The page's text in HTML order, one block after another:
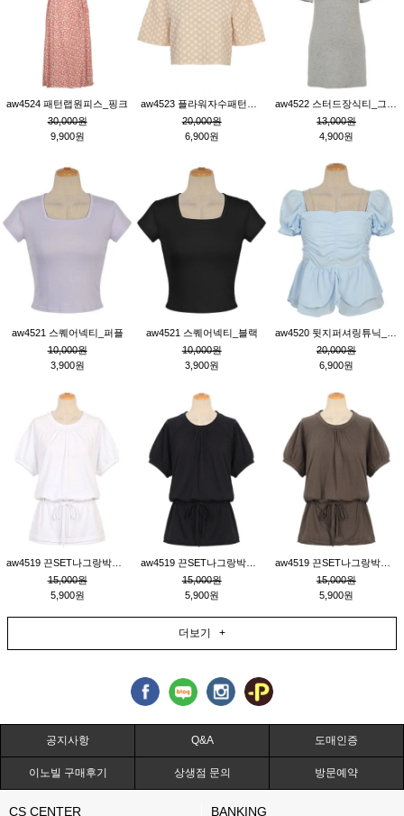
aw4524 패턴랩원피스_핑크
30,000원
9,900원
20,000원
6,900원
13,000원
4,900원
aw4521 스퀘어넥티_퍼플
10,000원
3,900원
aw4521 스퀘어넥티_블랙
10,000원
3,900원
20,000원
6,900원
15,000원
5,900원
15,000원
5,900원
15,000원
5,900원
더보기 +
공지사항 Q&A 도매인증
이노빌 구매후기 상생점 문의 방문예약
CS CENTER BANKING